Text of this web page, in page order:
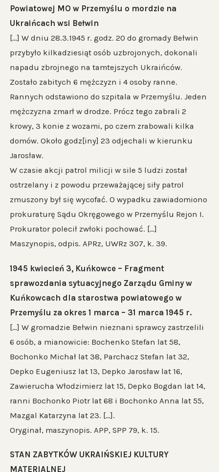
Powiatowej MO w Przemyślu o mordzie na
Ukraińcach wsi Bełwin
[…] W dniu 28.3.1945 r. godz. 20 do gromady Bełwin
przybyło kilkadziesiąt osób uzbrojonych, dokonali
napadu zbrojnego na tamtejszych Ukraińców.
Zostało zabitych 6 mężczyzn i 4 osoby ranne.
Rannych odstawiono do szpitala w Przemyślu. Jeden
mężczyzna zmarł w drodze. Prócz tego zabrali 2
krowy, 3 konie z wozami, po czem zrabowali kilka
domów. Około godz[iny] 23 odjechali w kierunku
Jarosław.
W czasie akcji patrol milicji w sile 5 ludzi został
ostrzelany i z powodu przeważającej siły patrol
zmuszony był się wycofać. O wypadku zawiadomiono
prokuraturę Sądu Okręgowego w Przemyślu Rejon I.
Prokurator polecił zwłoki pochować. […]
Maszynopis, odpis. APRz, UWRz 307, k. 39.
1945 kwiecień 3, Kuńkowce – Fragment
sprawozdania sytuacyjnego Zarządu Gminy w
Kuńkowcach dla starostwa powiatowego w
Przemyślu za okres 1 marca – 31 marca 1945 r.
[…] W gromadzie Bełwin nieznani sprawcy zastrzelili
6 osób, a mianowicie: Bochenko Stefan lat 58,
Bochonko Michał lat 38, Parchacz Stefan lat 32,
Depko Eugeniusz lat 13, Depko Jarosław lat 16,
Zawierucha Włodzimierz lat 15, Depko Bogdan lat 14,
ranni Bochonko Piotr lat 68 i Bochonko Anna lat 55,
Mazgal Katarzyna lat 23. […].
Oryginał, maszynopis. APP, SPP 79, k. 15.
STAN ZABYTKÓW UKRAIŃSKIEJ KULTURY
MATERIALNEJ